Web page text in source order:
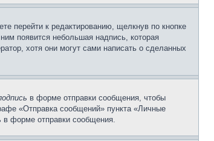
перейти к редактированию, щелкнув по кнопке
появится небольшая надпись, которая
хотя они могут сами написать о сделанных
в форме отправки сообщения, чтобы
«Отправка сообщений» пункта «Личные
в форме отправки сообщения.